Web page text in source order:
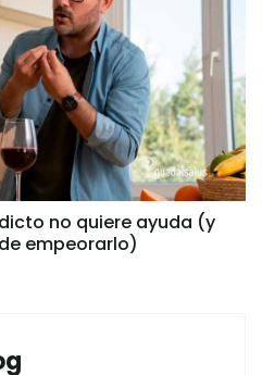
no quiere ayuda (y
empeorarlo)